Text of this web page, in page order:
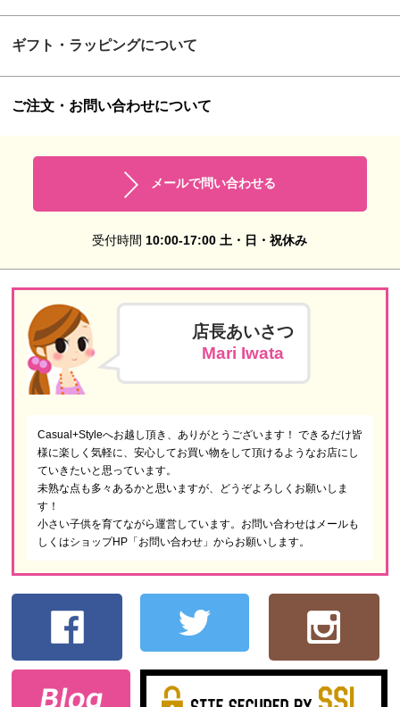
ギフト・ラッピングについて
ご注文・お問い合わせについて
メールで問い合わせる
受付時間 10:00-17:00 土・日・祝休み
店長あいさつ
Mari Iwata
Casual+Styleへお越し頂き、ありがとうございます！ できるだけ皆
様に楽しく気軽に、安心してお買い物をして頂けるようなお店にし
ていきたいと思っています。
未熟な点も多々あるかと思いますが、どうぞよろしくお願いしま
す！
小さい子供を育てながら運営しています。お問い合わせはメールも
しくはショップHP「お問い合わせ」からお願いします。